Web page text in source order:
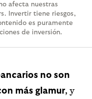
afecta nuestras
Invertir tiene riesgos,
es puramente
de inversión.
no son
más glamur, y